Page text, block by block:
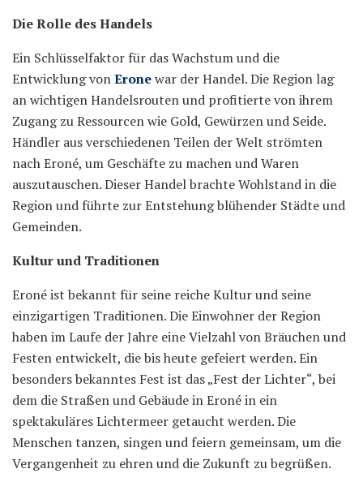
Die Rolle des Handels
Ein Schlüsselfaktor für das Wachstum und die
Entwicklung vonEronewar der Handel. Die Region lag
an wichtigen Handelsrouten und profitierte von ihrem
Zugang zu Ressourcen wie Gold, Gewürzen und Seide.
Händler aus verschiedenen Teilen der Welt strömten
nach Eroné, um Geschäfte zu machen und Waren
auszutauschen. Dieser Handel brachte Wohlstand in die
Region und führte zur Entstehung blühender Städte und
Gemeinden.
Kultur und Traditionen
Eroné ist bekannt für seine reiche Kultur und seine
einzigartigen Traditionen. Die Einwohner der Region
haben im Laufe der Jahre eine Vielzahl von Bräuchen und
Festen entwickelt, die bis heute gefeiert werden. Ein
besonders bekanntes Fest ist das „Fest der Lichter“, bei
dem die Straßen und Gebäude in Eroné in ein
spektakuläres Lichtermeer getaucht werden. Die
Menschen tanzen, singen und feiern gemeinsam, um die
Vergangenheit zu ehren und die Zukunft zu begrüßen.